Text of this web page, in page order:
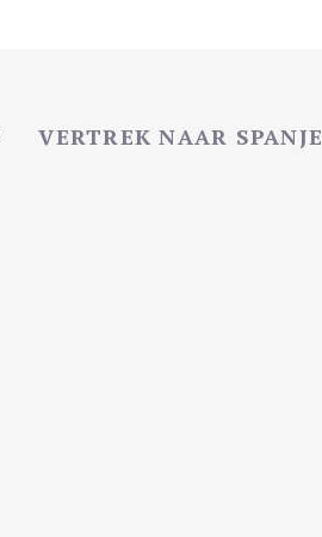
VERTREK NAAR SPANJE